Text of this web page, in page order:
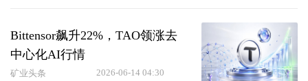
Bittensor飙升22%，TAO领涨去
中心化AI行情
矿业头条 2026-06-14 04:30